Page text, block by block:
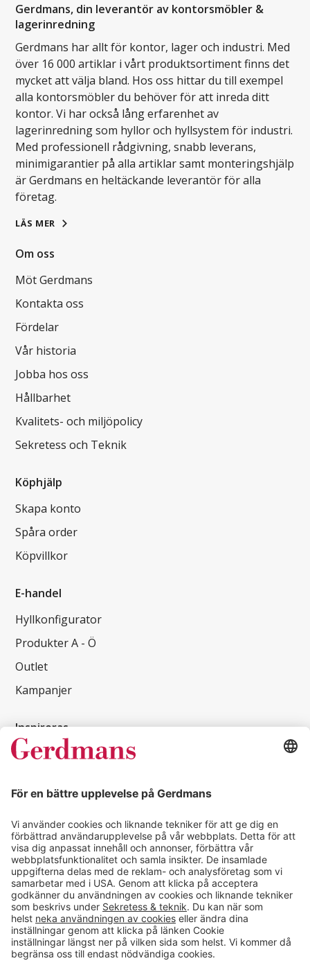
Gerdmans, din leverantör av kontorsmöbler &
lagerinredning
Gerdmans har allt för kontor, lager och industri. Med
över 16 000 artiklar i vårt produktsortiment finns det
mycket att välja bland. Hos oss hittar du till exempel
alla kontorsmöbler du behöver för att inreda ditt
kontor. Vi har också lång erfarenhet av
lagerinredning som hyllor och hyllsystem för industri.
Med professionell rådgivning, snabb leverans,
minimigarantier på alla artiklar samt monteringshjälp
är Gerdmans en heltäckande leverantör för alla
företag.
LÄS MER
Om oss
Möt Gerdmans
Kontakta oss
Fördelar
Vår historia
Jobba hos oss
Hållbarhet
Kvalitets- och miljöpolicy
Sekretess och Teknik
Köphjälp
Skapa konto
Spåra order
Köpvillkor
E-handel
Hyllkonfigurator
Produkter A - Ö
Outlet
Kampanjer
Inspireras
Kundcase
Läsvärt
Kontakt
info@gerdmans.se
0433-740 80
Kundservice öppettider
Vardagar 07.30-17.00